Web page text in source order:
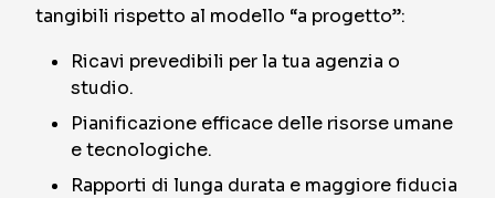
tangibili rispetto al modello “a progetto”:
Ricavi prevedibili per la tua agenzia o
studio.
Pianificazione efficace delle risorse umane
e tecnologiche.
Rapporti di lunga durata e maggiore fiducia